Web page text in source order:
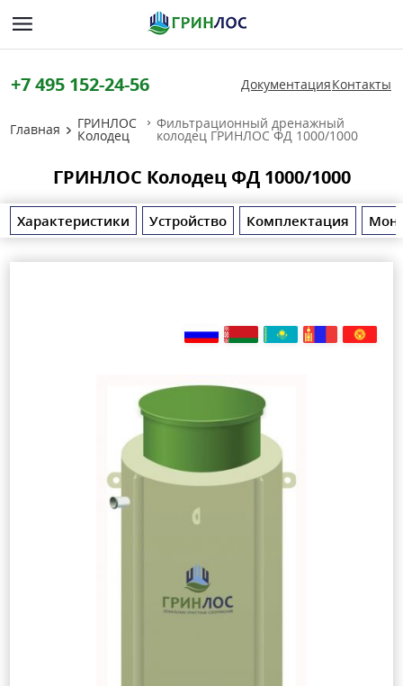
+7 495 152-24-56 ДокументацияКонтакты
Главная ГРИНЛОС
Колодец
Фильтрационный дренажный
колодец ГРИНЛОС ФД 1000/1000
ГРИНЛОС Колодец ФД 1000/1000
Характеристики Устройство Комплектация